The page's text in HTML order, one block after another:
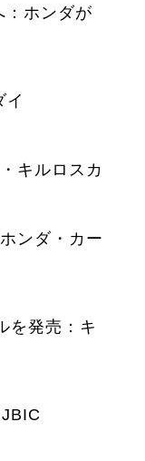
：ホンダが
イ
キルロスカ
ンダ・カー
を発売：キ